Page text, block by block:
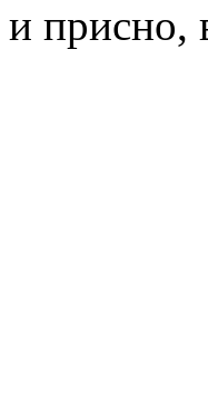
и присно,